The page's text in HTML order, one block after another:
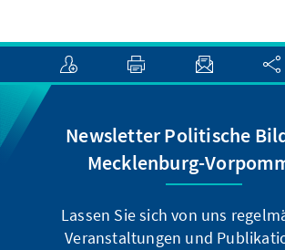
Newsletter Politische
Mecklenburg-
Lassen Sie sich von uns
Veranstaltungen und